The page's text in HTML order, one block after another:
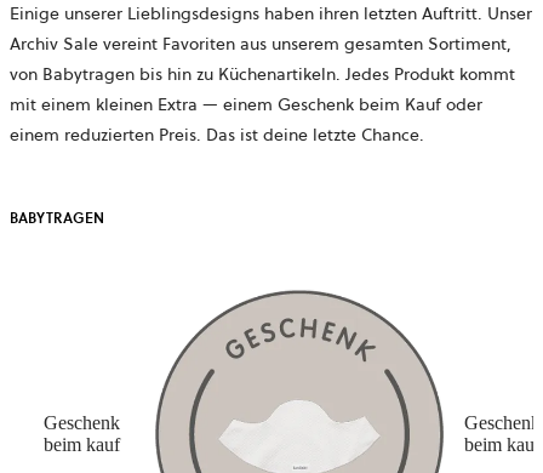
Einige unserer Lieblingsdesigns haben ihren letzten Auftritt. Unser
Archiv Sale vereint Favoriten aus unserem gesamten Sortiment,
von Babytragen bis hin zu Küchenartikeln. Jedes Produkt kommt
mit einem kleinen Extra — einem Geschenk beim Kauf oder
einem reduzierten Preis. Das ist deine letzte Chance.
BABYTRAGEN
Geschenk
beim kauf
Geschenk
beim kauf